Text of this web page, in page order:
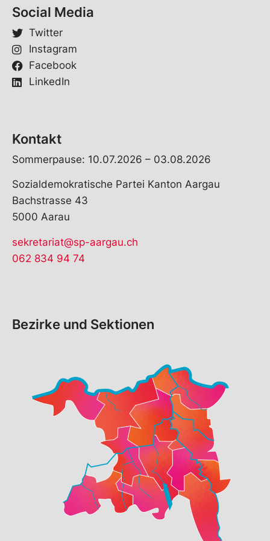
Social Media
Twitter
Instagram
Facebook
LinkedIn
Kontakt
Sommerpause: 10.07.2026 – 03.08.2026
Sozialdemokratische Partei Kanton Aargau
Bachstrasse 43
5000 Aarau
sekretariat@sp-aargau.ch
062 834 94 74
Bezirke und Sektionen